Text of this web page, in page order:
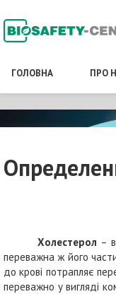
ГОЛОВНА ПРО
Холестерол –
переважна ж його
до крові потрапляє
переважно у вигляді